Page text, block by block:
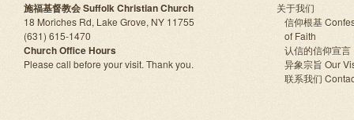
施福基督教会 Suffolk Christian Church
18 Moriches Rd, Lake Grove, NY 11755
(631) 615-1470
Church Office Hours
Please call before your visit. Thank you.
关于我们
信仰根基
of Faith
认信的信仰宣言
异象宗旨 Our
联系我们